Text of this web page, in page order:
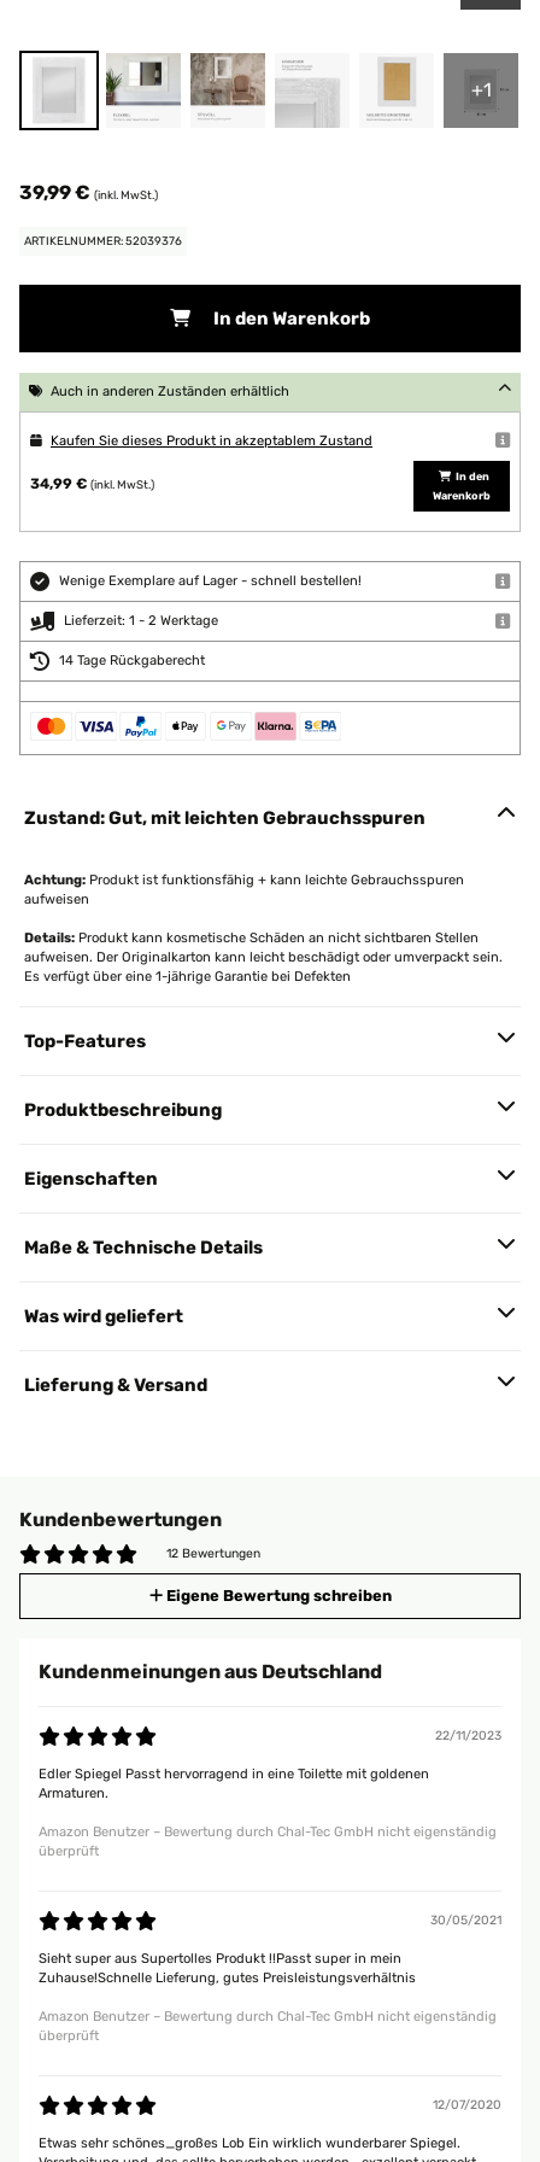
+1
39,99 € (inkl. MwSt.)
ARTIKELNUMMER: 52039376
In den Warenkorb
Auch in anderen Zuständen erhältlich
Kaufen Sie dieses Produkt in akzeptablem Zustand
34,99 € (inkl. MwSt.)
In den
Warenkorb
Wenige Exemplare auf Lager - schnell bestellen!
Lieferzeit: 1 - 2 Werktage
14 Tage Rückgaberecht
Zustand: Gut, mit leichten Gebrauchsspuren
Achtung: Produkt ist funktionsfähig + kann leichte Gebrauchsspuren
aufweisen
Details: Produkt kann kosmetische Schäden an nicht sichtbaren Stellen
aufweisen. Der Originalkarton kann leicht beschädigt oder umverpackt sein.
Es verfügt über eine 1-jährige Garantie bei Defekten
Top-Features
Produktbeschreibung
Eigenschaften
Maße & Technische Details
Was wird geliefert
Lieferung & Versand
Kundenbewertungen
12 Bewertungen
Eigene Bewertung schreiben
Kundenmeinungen aus Deutschland
22/11/2023
Edler Spiegel Passt hervorragend in eine Toilette mit goldenen
Armaturen.
Amazon Benutzer – Bewertung durch Chal-Tec GmbH nicht eigenständig
überprüft
30/05/2021
Sieht super aus Supertolles Produkt !!Passt super in mein
Zuhause!Schnelle Lieferung, gutes Preisleistungsverhältnis
Amazon Benutzer – Bewertung durch Chal-Tec GmbH nicht eigenständig
überprüft
12/07/2020
Etwas sehr schönes_großes Lob Ein wirklich wunderbarer Spiegel.